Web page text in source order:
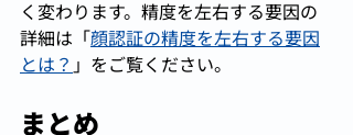
く変わります。精度を左右する要因の
詳細は「顔認証の精度を左右する要因
とは？ 」をご覧ください。
まとめ